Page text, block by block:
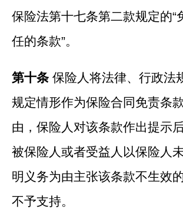
保险法第十七条第二款规定的“
任的条款”。
第十条 保险人将法律、行政法
规定情形作为保险合同免责条
由，保险人对该条款作出提示
被保险人或者受益人以保险人
明义务为由主张该条款不生效
不予支持。